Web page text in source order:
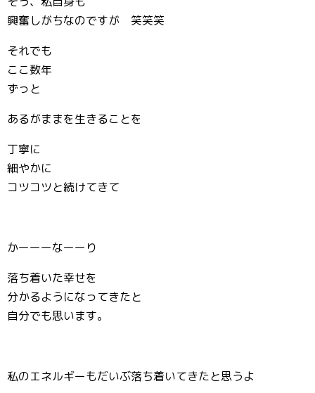
興奮しがちなのですが 笑笑笑
それでも
ここ数年
ずっと
あるがままを生きることを
丁寧に
細やかに
コツコツと続けてきて
かーーーなーーり
落ち着いた幸せを
分かるようになってきたと
自分でも思います。
私のエネルギーもだいぶ落ち着いてきたと思うよ